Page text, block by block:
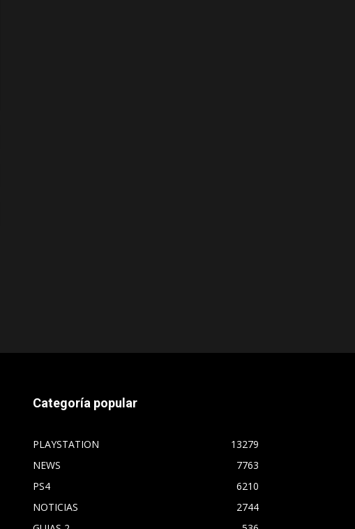
Categoría popular
PLAYSTATION
13279
NEWS
7763
PS4
6210
NOTICIAS
2744